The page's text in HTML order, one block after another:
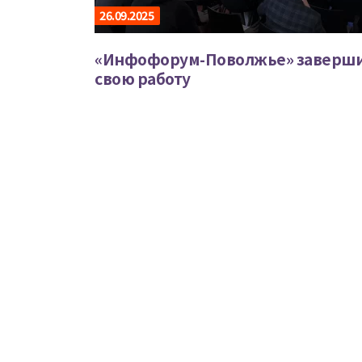
26.09.2025
«Инфофорум-Поволжье»
свою работу